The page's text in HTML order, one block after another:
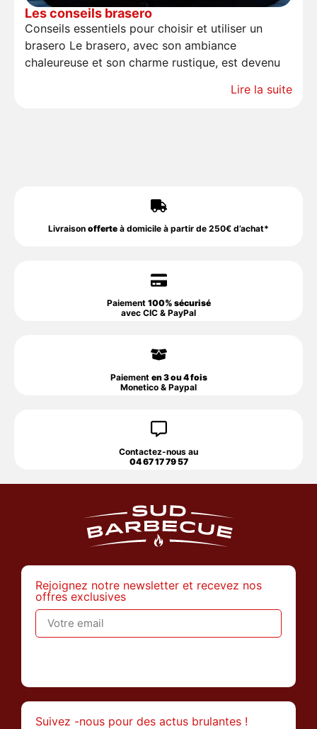
Les conseils brasero
Conseils essentiels pour choisir et utiliser un
brasero Le brasero, avec son ambiance
chaleureuse et son charme rustique, est devenu
Lire la suite
Livraison offerte à domicile à partir de 250€ d’achat*
Paiement 100% sécurisé
avec CIC & PayPal
Paiement en 3 ou 4 fois
Monetico & Paypal
Contactez-nous au
04 67 17 79 57
Rejoignez notre newsletter et recevez nos
offres exclusives
Suivez -nous pour des actus brulantes !